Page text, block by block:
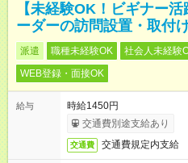
【未経験OK！ビギナー
ーダーの訪問設置・取付
派遣 職種未経験OK 社会人未経験
WEB登録・面接OK
給与
時給1450円
交通費別途支給あり
交通費 交通費規定内支給